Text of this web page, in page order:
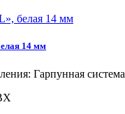
14 мм
Гарпунная система